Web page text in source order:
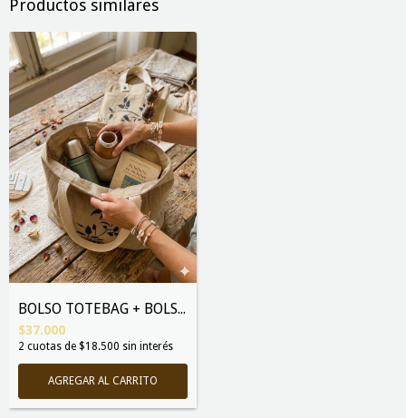
Productos similares
BOLSO TOTEBAG + BOLSILLERO
$37.000
2 cuotas de $18.500 sin interés
AGREGAR AL CARRITO